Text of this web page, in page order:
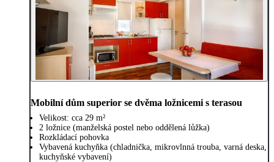
Mobilní dům superior se dvěma ložnicemi s terasou
Velikost: cca 29 m²
2 ložnice (manželská postel nebo oddělená lůžka)
Rozkládací pohovka
Vybavená kuchyňka (chladnička, mikrovlnná trouba, varná deska,
kuchyňské vybavení)